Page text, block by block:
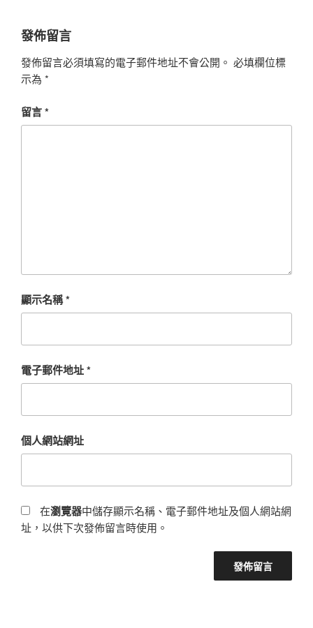
發佈留言
發佈留言必須填寫的電子郵件地址不會公開。 必填欄位標
示為 *
留言*
顯示名稱*
電子郵件地址*
個人網站網址
在瀏覽器中儲存顯示名稱、電子郵件地址及個人網站網
址，以供下次發佈留言時使用。